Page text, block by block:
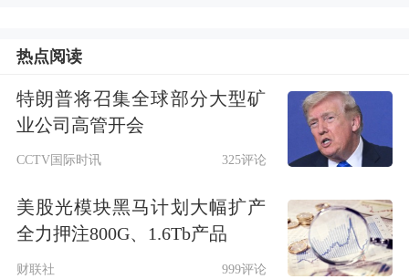
约时间周四下午早些时候，即韩国股市
周五开盘前完成定价，ADR将于周五在
纳斯达克全球精选市场挂牌交易。
制，套利交易可能受限，或导致ADR较
普通股出现溢价交易。
热点阅读
特朗普将召集全球部分大型矿
业公司高管开会
CCTV国际时讯 325评论
美股光模块黑马计划大幅扩产
全力押注800G、1.6Tb产品
财联社 999评论